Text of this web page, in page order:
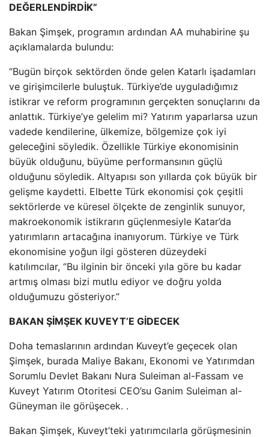
DEĞERLENDİRDİK”
Bakan Şimşek, programın ardından AA muhabirine şu
açıklamalarda bulundu:
“Bugün birçok sektörden önde gelen Katarlı işadamları
ve girişimcilerle buluştuk. Türkiye’de uyguladığımız
istikrar ve reform programının gerçekten sonuçlarını da
anlattık. Türkiye’ye gelelim mi? Yatırım yaparlarsa uzun
vadede kendilerine, ülkemize, bölgemize çok iyi
geleceğini söyledik. Özellikle Türkiye ekonomisinin
büyük olduğunu, büyüme performansının güçlü
olduğunu söyledik. Altyapısı son yıllarda çok büyük bir
gelişme kaydetti. Elbette Türk ekonomisi çok çeşitli
sektörlerde ve küresel ölçekte de zenginlik sunuyor,
makroekonomik istikrarın güçlenmesiyle Katar’da
yatırımların artacağına inanıyorum. Türkiye ve Türk
ekonomisine yoğun ilgi gösteren düzeydeki
katılımcılar, “Bu ilginin bir önceki yıla göre bu kadar
artmış olması bizi mutlu ediyor ve doğru yolda
olduğumuzu gösteriyor.”
BAKAN ŞİMŞEK KUVEYT’E GİDECEK
Doha temaslarının ardından Kuveyt’e geçecek olan
Şimşek, burada Maliye Bakanı, Ekonomi ve Yatırımdan
Sorumlu Devlet Bakanı Nura Suleiman al-Fassam ve
Kuveyt Yatırım Otoritesi CEO’su Ganim Suleiman al-
Güneyman ile görüşecek. .
Bakan Şimşek, Kuveyt’teki yatırımcılarla görüşmesinin